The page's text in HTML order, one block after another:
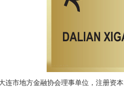
连市地方金融协会理事单位，注册资本